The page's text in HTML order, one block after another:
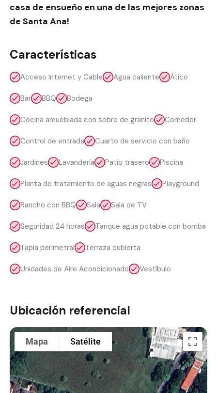
casa de ensueño en una de las mejores zonas
de Santa Ana!
Características
Acceso Internet y Cable Agua caliente Ático
Bar BBQ Bodega
Cocina amueblada con sobre de granito Comedor
Control de entrada Cuarto de servicio con baño
Jardines Lavandería Patio trasero Piscina
Planta de tratamiento de aguas negras Playground
Rancho con BBQ Sala Sala de TV
Seguridad 24 horas Tanque agua potable con bomba
Tapia perimetral Terraza cubierta
Unidades de Aire Acondicionado Vestíbulo
Ubicación referencial
Mapa Satélite